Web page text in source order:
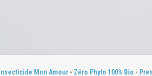
Insecticide Mon Amour - Zéro Phyto 100% Bio -